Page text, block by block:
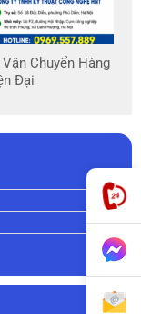
Chuyển Hàng
Đại